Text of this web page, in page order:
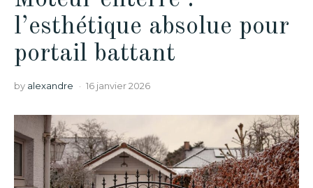
l’esthétique absolue pour
portail battant
by alexandre 16 janvier 2026